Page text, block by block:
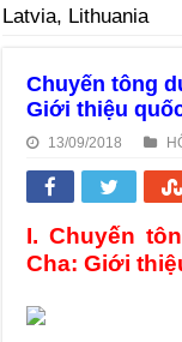
Latvia, Lithuania
Chuyến tông
Giới thiệu
13/09/2018
I. Chuyến
Cha: Giới